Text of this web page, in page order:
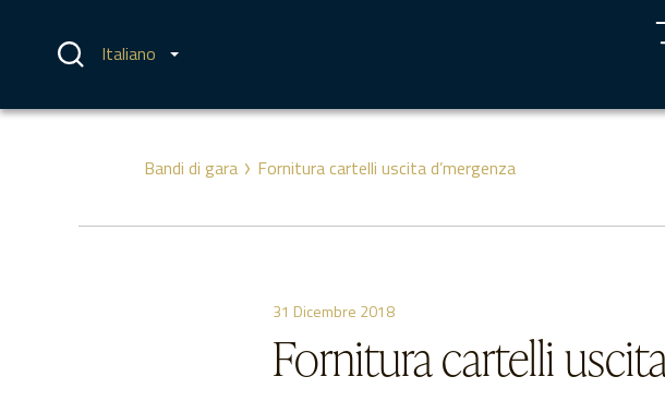
contenuto Italiano
Bandi di gara Fornitura cartelli uscita d’mergenza
31 Dicembre 2018
Fornitura cartelli